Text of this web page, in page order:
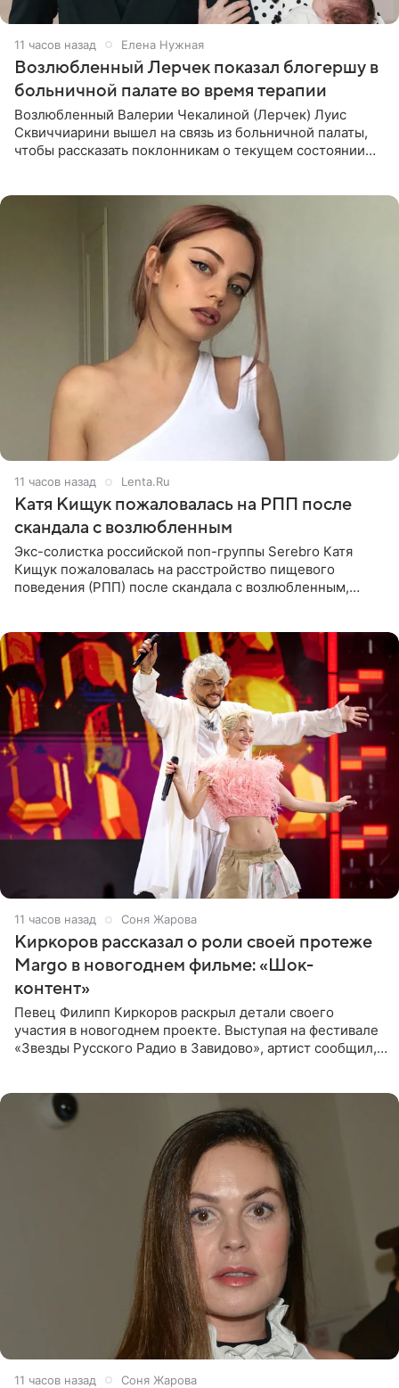
11 часов назад Елена Нужная
Возлюбленный Лерчек показал блогершу в
больничной палате во время терапии
Возлюбленный Валерии Чекалиной (Лерчек) Луис
Сквиччиарини вышел на связь из больничной палаты,
чтобы рассказать поклонникам о текущем состоянии
11 часов назад Lenta.Ru
Катя Кищук пожаловалась на РПП после
скандала с возлюбленным
Экс-солистка российской поп-группы Serebro Катя
Кищук пожаловалась на расстройство пищевого
поведения (РПП) после скандала с возлюбленным,
11 часов назад Соня Жарова
Киркоров рассказал о роли своей протеже
Margo в новогоднем фильме: «Шок-
контент»
Певец Филипп Киркоров раскрыл детали своего
участия в новогоднем проекте. Выступая на фестивале
«Звезды Русского Радио в Завидово», артист сообщил,
11 часов назад Соня Жарова